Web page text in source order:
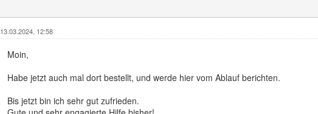
13.03.2024, 12:58
Moin,
Habe jetzt auch mal dort bestellt, und werde hier vom Ablauf berichten.
Bis jetzt bin ich sehr gut zufrieden.